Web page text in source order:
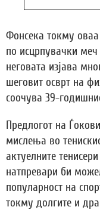
Фонсека токму
по исцрпувачки меч
неговата изјава
шеговит осврт на
соочува 39-
Предлогот на
мислења во
актуелните
натпревари би
популарност на
токму долгите и